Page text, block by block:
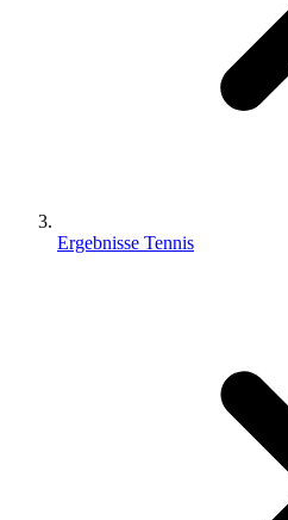
Ergebnisse Tennis